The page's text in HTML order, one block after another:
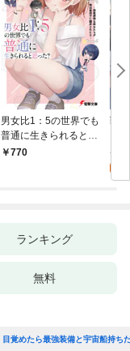
男女比1：5の世界でも
普通に生きられると思
った？ ～激重感情な
770
戦
活
特
ランキング
無料
目覚めたら最強装備と宇宙船持ち